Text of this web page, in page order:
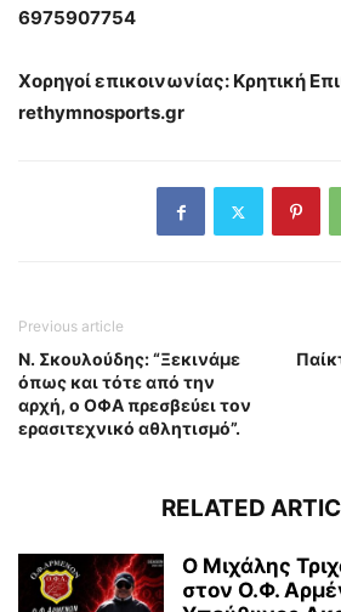
6975907754
Χορηγοί επικοινωνίας: Κρητική
rethymnosports.gr
Previous article
Ν. Σκουλούδης: “Ξεκινάμε
όπως και τότε από την
αρχή, ο ΟΦΑ πρεσβεύει τον
ερασιτεχνικό αθλητισμό”.
RELATED
Ο Μιχάλης
στον Ο.Φ.